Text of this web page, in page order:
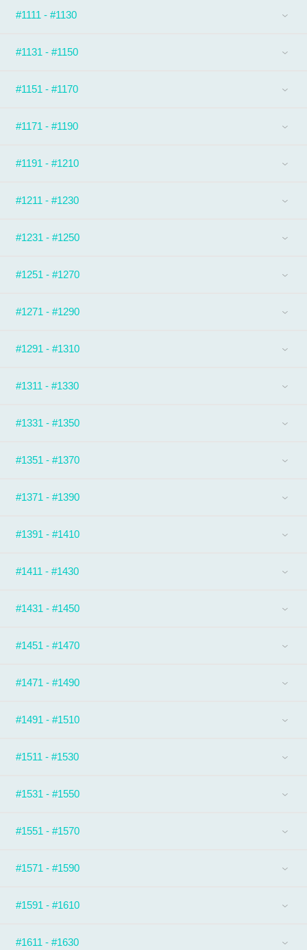
#1111 - #1130
#1131 - #1150
#1151 - #1170
#1171 - #1190
#1191 - #1210
#1211 - #1230
#1231 - #1250
#1251 - #1270
#1271 - #1290
#1291 - #1310
#1311 - #1330
#1331 - #1350
#1351 - #1370
#1371 - #1390
#1391 - #1410
#1411 - #1430
#1431 - #1450
#1451 - #1470
#1471 - #1490
#1491 - #1510
#1511 - #1530
#1531 - #1550
#1551 - #1570
#1571 - #1590
#1591 - #1610
#1611 - #1630